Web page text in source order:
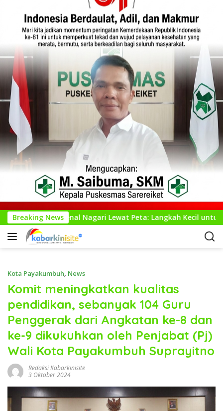
Breaking News
Nagari Lewat Peta: Langkah Kecil untuk Perencanaan
Kota Payakumbuh, News
Komit meningkatkan kualitas
pendidikan, sebanyak 104 Guru
Penggerak dari Angkatan ke-8 dan
ke-9 dikukuhkan oleh Penjabat (Pj)
Wali Kota Payakumbuh Suprayitno
Redaksi Kabarkinisite
3 Oktober 2024